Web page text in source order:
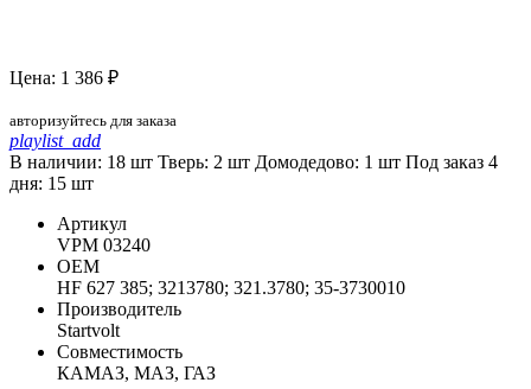
Цена: 1 386 ₽
авторизуйтесь для заказа
playlist_add
В наличии: 18 шт Тверь: 2 шт Домодедово: 1 шт Под заказ 4
дня: 15 шт
Артикул
VPM 03240
ОЕМ
HF 627 385; 3213780; 321.3780; 35-3730010
Производитель
Startvolt
Совместимость
КАМАЗ, МАЗ, ГАЗ